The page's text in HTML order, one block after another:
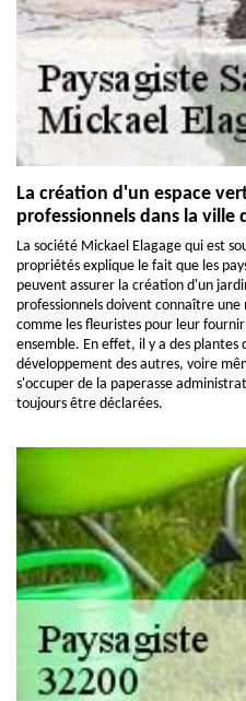
La création d'un espace
professionnels dans la ville
La société Mickael Elagage qui est
propriétés explique le fait que les
peuvent assurer la création d'un
professionnels doivent connaître
comme les fleuristes pour leur
ensemble. En effet, il y a des
développement des autres, voire
s'occuper de la paperasse
toujours être déclarées.